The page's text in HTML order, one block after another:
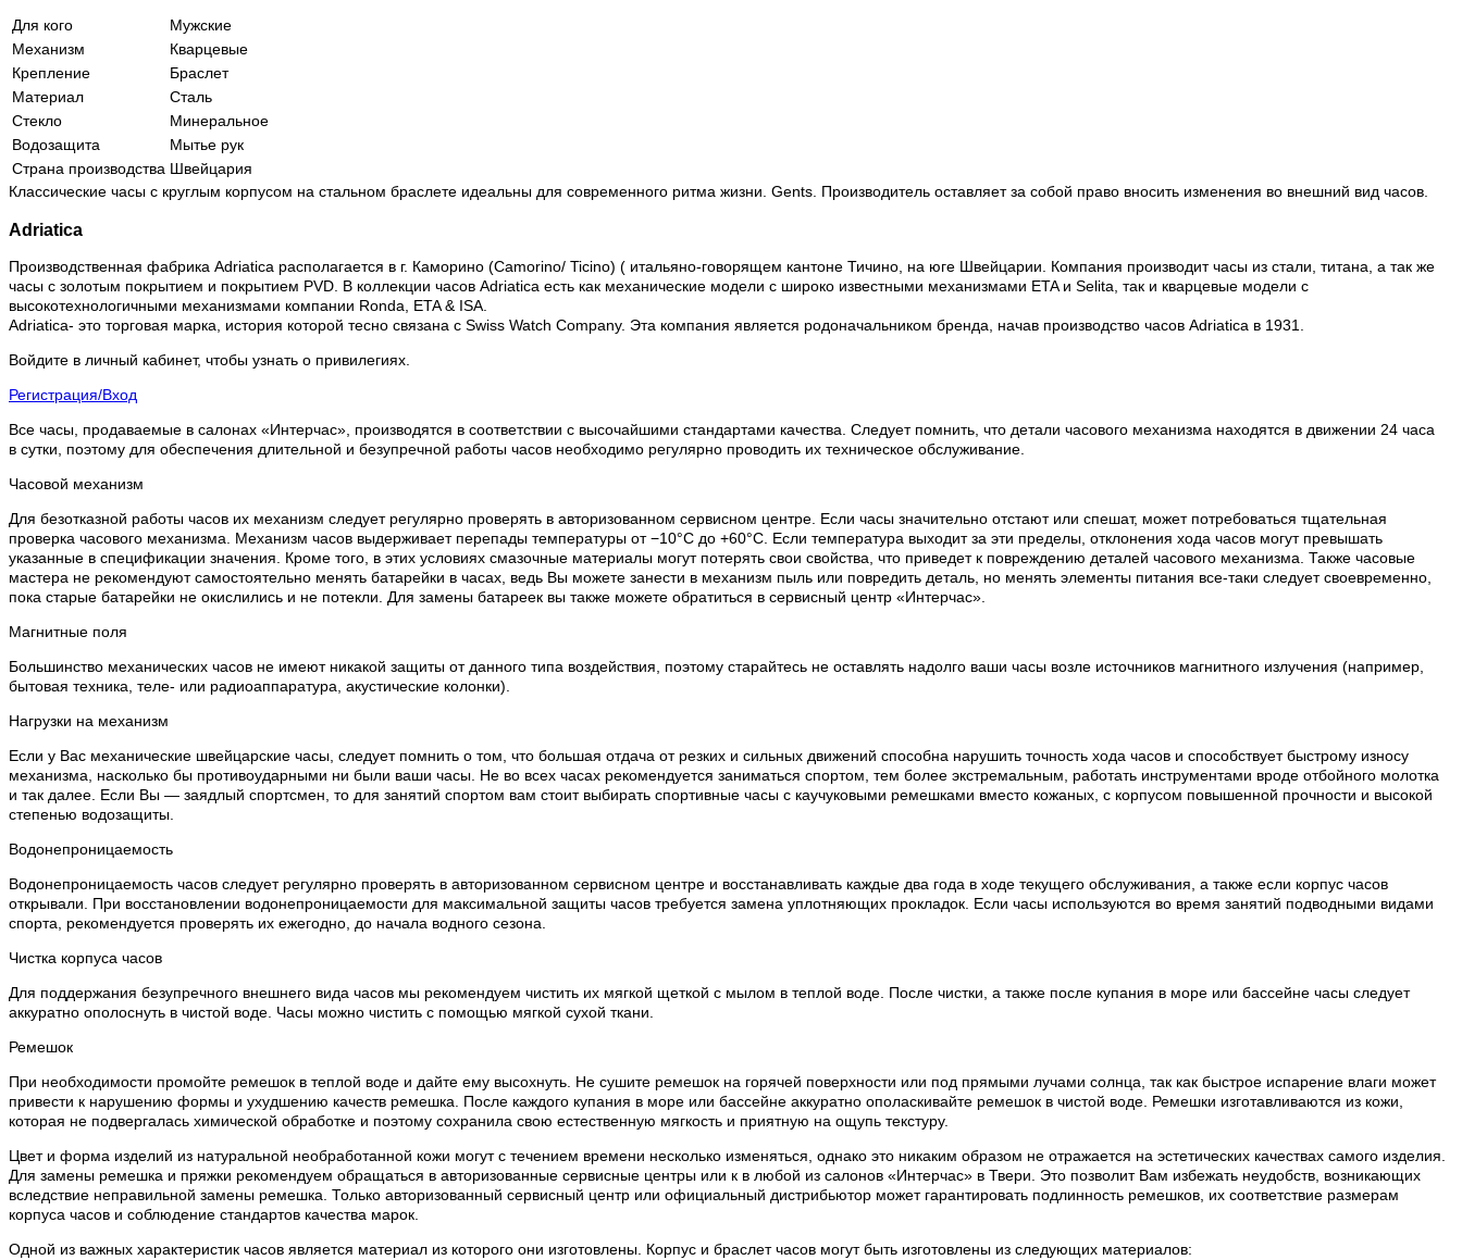
Для кого
Мужские
Механизм
Кварцевые
Крепление
Браслет
Материал
Сталь
Стекло
Минеральное
Водозащита
Мытье рук
Страна производства Швейцария
Классические часы с круглым корпусом на стальном браслете идеальны для современного ритма жизни. Gents. Производитель оставляет за собой право вносить изменения во внешний вид часов.
Adriatica
Производственная фабрика Adriatica располагается в г. Каморино (Camorino/ Ticino) ( итальяно-говорящем кантоне Тичино, на юге Швейцарии. Компания производит часы из стали, титана, а так же
часы с золотым покрытием и покрытием PVD. В коллекции часов Adriatica есть как механические модели с широко известными механизмами ETA и Selita, так и кварцевые модели с
высокотехнологичными механизмами компании Ronda, ETA & ISA.
Adriatica- это торговая марка, история которой тесно связана с Swiss Watch Company. Эта компания является родоначальником бренда, начав производство часов Adriatica в 1931.
Войдите в личный кабинет, чтобы узнать о привилегиях.
Регистрация/Вход
Все часы, продаваемые в салонах «Интерчас», производятся в соответствии с высочайшими стандартами качества. Следует помнить, что детали часового механизма находятся в движении 24 часа
в сутки, поэтому для обеспечения длительной и безупречной работы часов необходимо регулярно проводить их техническое обслуживание.
Часовой механизм
Для безотказной работы часов их механизм следует регулярно проверять в авторизованном сервисном центре. Если часы значительно отстают или спешат, может потребоваться тщательная
проверка часового механизма. Механизм часов выдерживает перепады температуры от −10°C до +60°C. Если температура выходит за эти пределы, отклонения хода часов могут превышать
указанные в спецификации значения. Кроме того, в этих условиях смазочные материалы могут потерять свои свойства, что приведет к повреждению деталей часового механизма. Также часовые
мастера не рекомендуют самостоятельно менять батарейки в часах, ведь Вы можете занести в механизм пыль или повредить деталь, но менять элементы питания все-таки следует своевременно,
пока старые батарейки не окислились и не потекли. Для замены батареек вы также можете обратиться в сервисный центр «Интерчас».
Магнитные поля
Большинство механических часов не имеют никакой защиты от данного типа воздействия, поэтому старайтесь не оставлять надолго ваши часы возле источников магнитного излучения (например,
бытовая техника, теле- или радиоаппаратура, акустические колонки).
Нагрузки на механизм
Если у Вас механические швейцарские часы, следует помнить о том, что большая отдача от резких и сильных движений способна нарушить точность хода часов и способствует быстрому износу
механизма, насколько бы противоударными ни были ваши часы. Не во всех часах рекомендуется заниматься спортом, тем более экстремальным, работать инструментами вроде отбойного молотка
и так далее. Если Вы — заядлый спортсмен, то для занятий спортом вам стоит выбирать спортивные часы с каучуковыми ремешками вместо кожаных, с корпусом повышенной прочности и высокой
степенью водозащиты.
Водонепроницаемость
Водонепроницаемость часов следует регулярно проверять в авторизованном сервисном центре и восстанавливать каждые два года в ходе текущего обслуживания, а также если корпус часов
открывали. При восстановлении водонепроницаемости для максимальной защиты часов требуется замена уплотняющих прокладок. Если часы используются во время занятий подводными видами
спорта, рекомендуется проверять их ежегодно, до начала водного сезона.
Чистка корпуса часов
Для поддержания безупречного внешнего вида часов мы рекомендуем чистить их мягкой щеткой с мылом в теплой воде. После чистки, а также после купания в море или бассейне часы следует
аккуратно ополоснуть в чистой воде. Часы можно чистить с помощью мягкой сухой ткани.
Ремешок
При необходимости промойте ремешок в теплой воде и дайте ему высохнуть. Не сушите ремешок на горячей поверхности или под прямыми лучами солнца, так как быстрое испарение влаги может
привести к нарушению формы и ухудшению качеств ремешка. После каждого купания в море или бассейне аккуратно ополаскивайте ремешок в чистой воде. Ремешки изготавливаются из кожи,
которая не подвергалась химической обработке и поэтому сохранила свою естественную мягкость и приятную на ощупь текстуру.
Цвет и форма изделий из натуральной необработанной кожи могут с течением времени несколько изменяться, однако это никаким образом не отражается на эстетических качествах самого изделия.
Для замены ремешка и пряжки рекомендуем обращаться в авторизованные сервисные центры или к в любой из салонов «Интерчас» в Твери. Это позволит Вам избежать неудобств, возникающих
вследствие неправильной замены ремешка. Только авторизованный сервисный центр или официальный дистрибьютор может гарантировать подлинность ремешков, их соответствие размерам
корпуса часов и соблюдение стандартов качества марок.
Одной из важных характеристик часов является материал из которого они изготовлены. Корпус и браслет часов могут быть изготовлены из следующих материалов: